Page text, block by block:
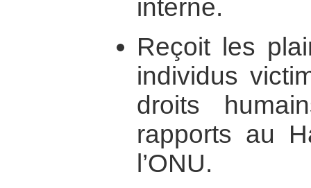
interne.
Reçoit les
individus
droits
rapports au
l’ONU.